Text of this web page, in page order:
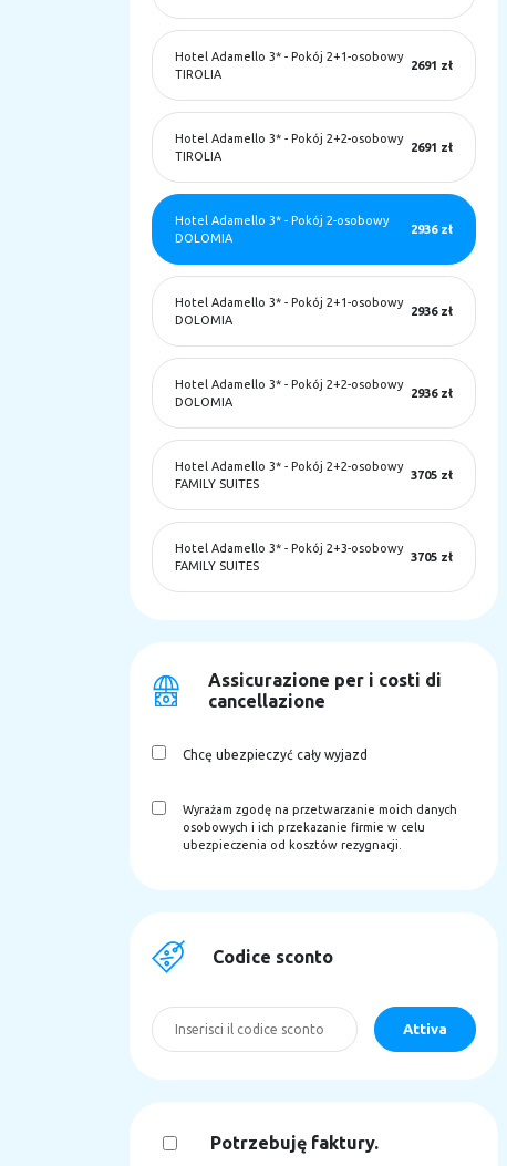
Hotel Adamello 3* - Pokój 2+1-osobowy
TIROLIA
2691 zł
Hotel Adamello 3* - Pokój 2+2-osobowy
TIROLIA
2691 zł
Hotel Adamello 3* - Pokój 2-osobowy
DOLOMIA
2936 zł
Hotel Adamello 3* - Pokój 2+1-osobowy
DOLOMIA
2936 zł
Hotel Adamello 3* - Pokój 2+2-osobowy
DOLOMIA
2936 zł
Hotel Adamello 3* - Pokój 2+2-osobowy
FAMILY SUITES
3705 zł
Hotel Adamello 3* - Pokój 2+3-osobowy
FAMILY SUITES
3705 zł
Assicurazione per i costi di
cancellazione
Chcę ubezpieczyć cały wyjazd
Wyrażam zgodę na przetwarzanie moich danych
osobowych i ich przekazanie firmie w celu
ubezpieczenia od kosztów rezygnacji.
Codice sconto
Potrzebuję faktury.